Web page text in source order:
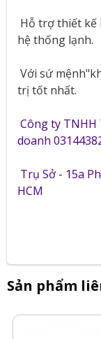
Hỗ trợ thiết kế
hệ thống lạnh.
Với sứ
trị tốt nhất.
Công ty TNHH
doanh
Trụ Sở - 15a
HCM
Sản phẩm